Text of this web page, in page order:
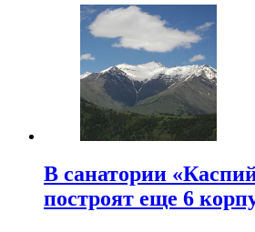
В санатории
построят еще 6